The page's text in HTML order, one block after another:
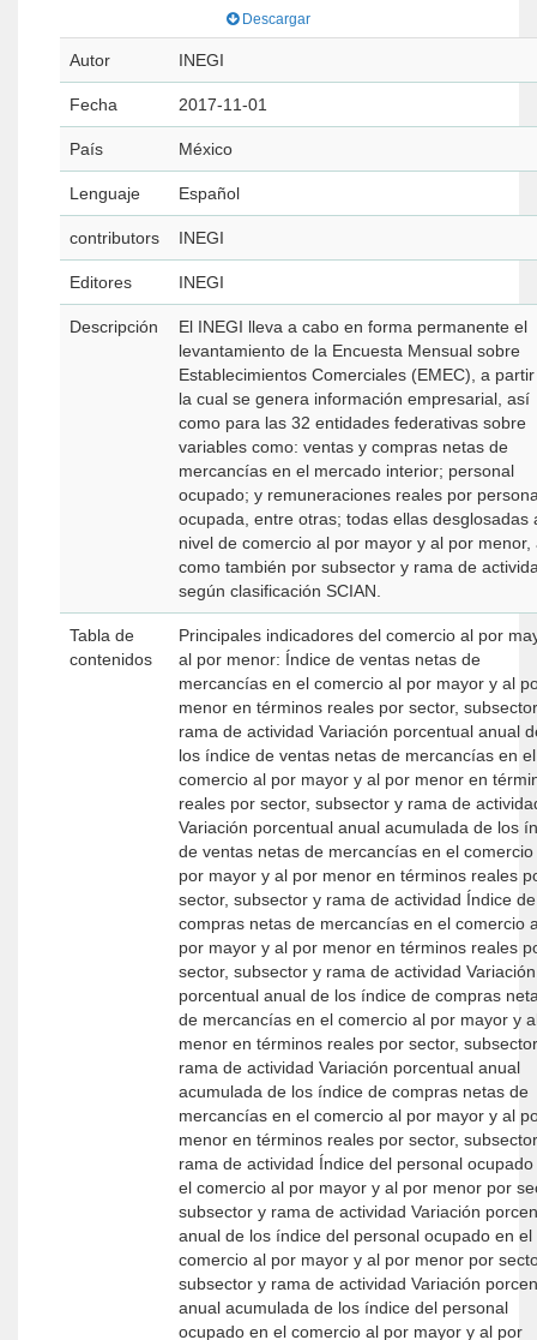
Descargar
Autor INEGI
Fecha 2017-11-01
País México
Lenguaje Español
contributors INEGI
Editores INEGI
Descripción
El INEGI lleva a cabo en forma permanente el
levantamiento de la Encuesta Mensual sobre
Establecimientos Comerciales (EMEC), a
la cual se genera información empresarial, así
como para las 32 entidades federativas sobre
variables como: ventas y compras netas de
mercancías en el mercado interior; personal
ocupado; y remuneraciones reales por
ocupada, entre otras; todas ellas desglosadas
nivel de comercio al por mayor y al por menor,
como también por subsector y rama de
según clasificación SCIAN.
Tabla de
contenidos
Principales indicadores del comercio al por
al por menor: Índice de ventas netas de
mercancías en el comercio al por mayor y al
menor en términos reales por sector,
rama de actividad Variación porcentual anual de
los índice de ventas netas de mercancías en el
comercio al por mayor y al por menor en
reales por sector, subsector y rama de
Variación porcentual anual acumulada de los
de ventas netas de mercancías en el comercio
por mayor y al por menor en términos reales
sector, subsector y rama de actividad Índice de
compras netas de mercancías en el comercio
por mayor y al por menor en términos reales
sector, subsector y rama de actividad Variación
porcentual anual de los índice de compras
de mercancías en el comercio al por mayor y
menor en términos reales por sector,
rama de actividad Variación porcentual anual
acumulada de los índice de compras netas de
mercancías en el comercio al por mayor y al
menor en términos reales por sector,
rama de actividad Índice del personal ocupado en
el comercio al por mayor y al por menor por
subsector y rama de actividad Variación porcentual
anual de los índice del personal ocupado en el
comercio al por mayor y al por menor por
subsector y rama de actividad Variación porcentual
anual acumulada de los índice del personal
ocupado en el comercio al por mayor y al por